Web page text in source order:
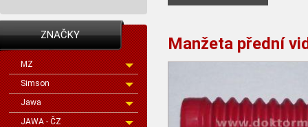
ZNAČKY
MZ
Simson
Jawa
JAWA - ČZ
Manžeta přední